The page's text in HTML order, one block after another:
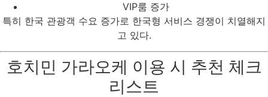
VIP룸 증가
특히 한국 관광객 수요 증가로 한국형 서비스 경쟁이 치열해지
고 있다.
호치민 가라오케 이용 시 추천 체크
리스트